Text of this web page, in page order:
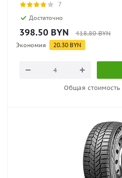
7
Достаточно
398.50 BYN 418.80BYN
Экономия 20.30 BYN
Общая стоимость